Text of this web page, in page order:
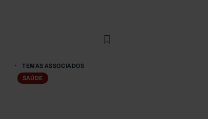
TEMAS ASSOCIADOS
SAÚDE